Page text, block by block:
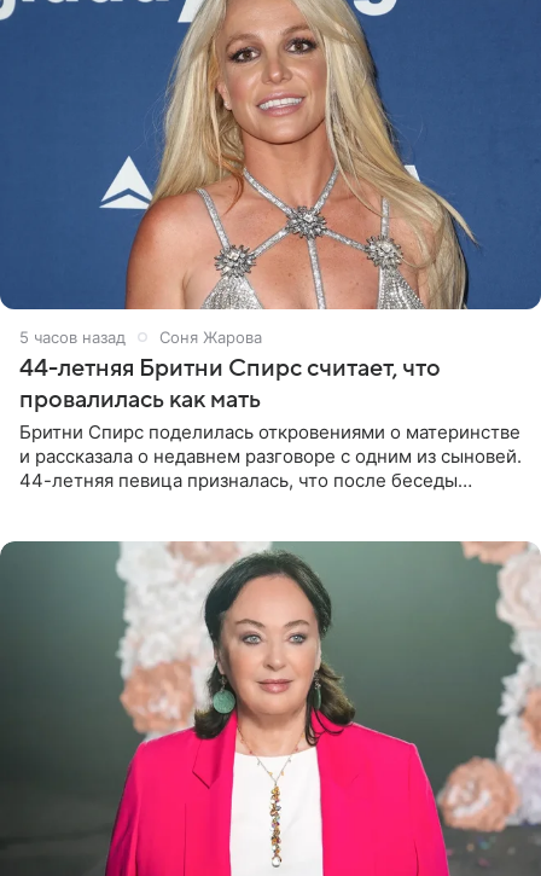
5 часов назад Соня Жарова
44-летняя Бритни Спирс считает, что
провалилась как мать
Бритни Спирс поделилась откровениями о материнстве
и рассказала о недавнем разговоре с одним из сыновей.
44-летняя певица призналась, что после беседы